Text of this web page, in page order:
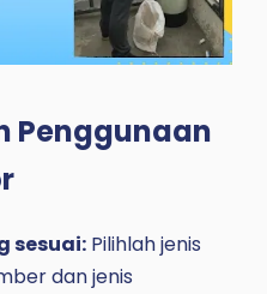
Penggunaan
sesuai:Pilihlah jenis
dan jenis